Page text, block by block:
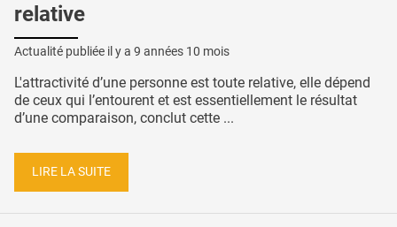
relative
Actualité publiée il y a 9 années 10 mois
L'attractivité d’une personne est toute relative, elle dépend
de ceux qui l’entourent et est essentiellement le résultat
d’une comparaison, conclut cette ...
LIRE LA SUITE